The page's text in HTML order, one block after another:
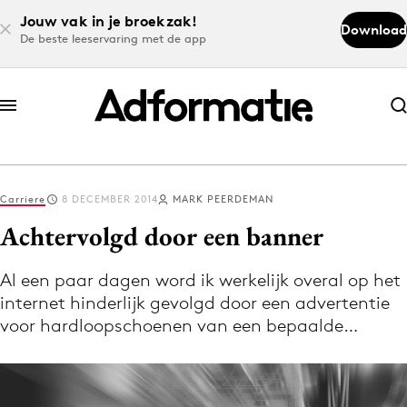
Jouw vak in je broekzak!
De beste leeservaring met de app
Download
Abonneer nu
Abonneer nu
Log in
Download de app
Volg het laatste nieuws via de Adformatie
Nieuws app
Carriere 8 DECEMBER 2014 MARK PEERDEMAN
Achtervolgd door een banner
Al een paar dagen word ik werkelijk overal op het
internet hinderlijk gevolgd door een advertentie
voor hardloopschoenen van een bepaalde…